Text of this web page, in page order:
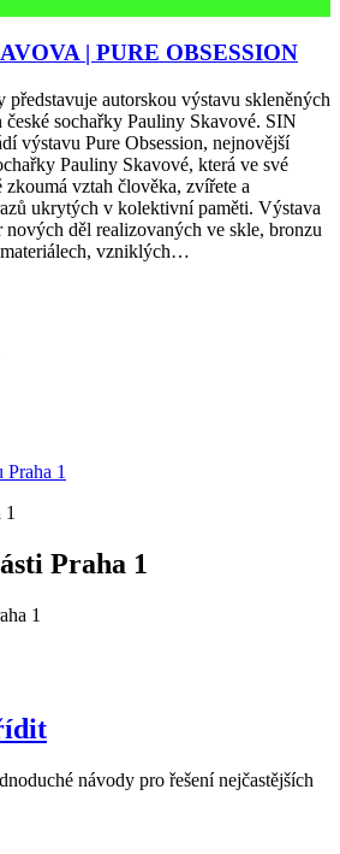
| PURE OBSESSION
představuje autorskou výstavu skleněných
české sochařky Pauliny Skavové. SIN
výstavu Pure Obsession, nejnovější
Pauliny Skavové, která ve své
vztah člověka, zvířete a
ukrytých v kolektivní paměti. Výstava
nových děl realizovaných ve skle, bronzu
vzniklých…
Praha 1
Praha 1
1
návody pro řešení nejčastějších